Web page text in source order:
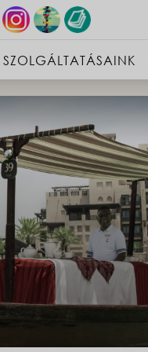
SZOLGÁLTATÁSAINK